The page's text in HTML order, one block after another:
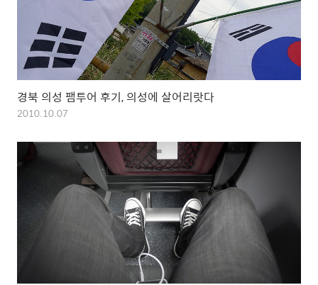
경북 의성 팸투어 후기, 의성에 살어리랏다
2010.10.07